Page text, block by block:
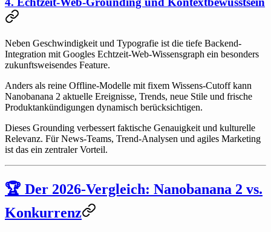
Neben Geschwindigkeit und Typografie ist die tiefe Backend-
Integration mit Googles Echtzeit-Web-Wissensgraph ein besonders
zukunftsweisendes Feature.
Anders als reine Offline-Modelle mit fixem Wissens-Cutoff kann
Nanobanana 2 aktuelle Ereignisse, Trends, neue Stile und frische
Produktankündigungen dynamisch berücksichtigen.
Dieses Grounding verbessert faktische Genauigkeit und kulturelle
Relevanz. Für News-Teams, Trend-Analysen und agiles Marketing
ist das ein zentraler Vorteil.
🏆 Der 2026-Vergleich: Nanobanana 2 vs.
Konkurrenz